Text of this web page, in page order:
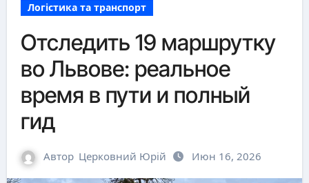
Логістика та транспорт
Отследить 19 маршрутку
во Львове: реальное
время в пути и полный
гид
Автор Церковний Юрій Июн 16, 2026